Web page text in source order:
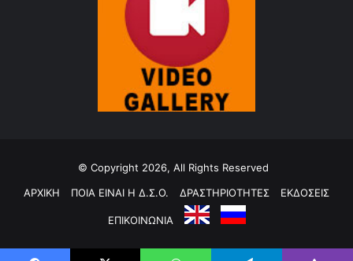
© Copyright 2026, All Rights Reserved
ΑΡΧΙΚΗ
ΠΟΙΑ ΕΙΝΑΙ Η Δ.Σ.Ο. ΔΡΑΣΤΗΡΙΟΤΗΤΕΣ ΕΚΔΟΣΕΙΣ
ΕΠΙΚΟΙΝΩΝΙΑ